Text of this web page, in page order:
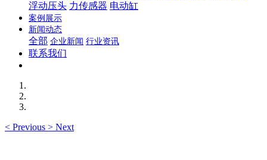
浮动压头 力传感器 电动缸
案例展示
新闻动态
全部 企业新闻 行业资讯
联系我们
< Previous > Next